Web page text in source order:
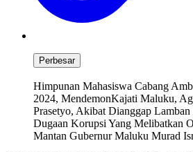
Perbesar
Himpunan Mahasiswa Cabang
2024, MendemonKajati Maluku,
Prasetyo, Akibat Dianggap Lamban
Dugaan Korupsi Yang Melibatkan
Mantan Gubernur Maluku Murad